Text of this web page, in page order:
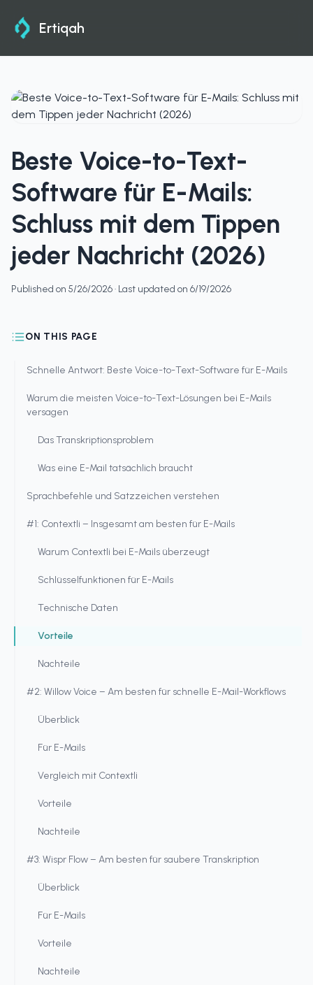
Ertiqah
Beste Voice-to-Text-
Software für E-Mails:
Schluss mit dem Tippen
jeder Nachricht (2026)
Published on 5/26/2026· Last updated on 6/19/2026
ON THIS PAGE
Schnelle Antwort: Beste Voice-to-Text-Software für E-Mails
Warum die meisten Voice-to-Text-Lösungen bei E-Mails
versagen
Das Transkriptionsproblem
Was eine E-Mail tatsächlich braucht
Sprachbefehle und Satzzeichen verstehen
#1: Contextli – Insgesamt am besten für E-Mails
Warum Contextli bei E-Mails überzeugt
Schlüsselfunktionen für E-Mails
Technische Daten
Vorteile
Nachteile
#2: Willow Voice – Am besten für schnelle E-Mail-Workflows
Überblick
Für E-Mails
Vergleich mit Contextli
Vorteile
Nachteile
#3: Wispr Flow – Am besten für saubere Transkription
Überblick
Für E-Mails
Vorteile
Nachteile